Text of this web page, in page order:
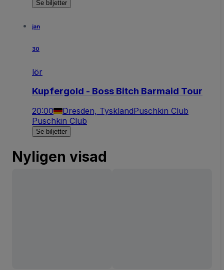
Se biljetter
jan
30
lör
Kupfergold - Boss Bitch Barmaid Tour
20:00 Dresden, TysklandPuschkin Club
Puschkin Club
Se biljetter
Nyligen visad